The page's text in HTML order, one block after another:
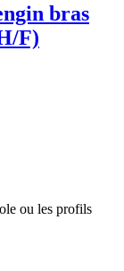
bras
F)
ou les profils